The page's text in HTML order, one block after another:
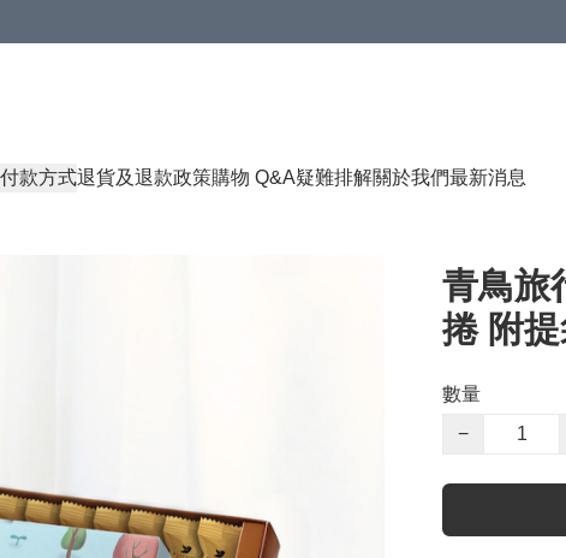
付款方式退貨及退款政策購物 Q&A疑難排解關於我們最新消息
青鳥旅
捲 附
數量
−